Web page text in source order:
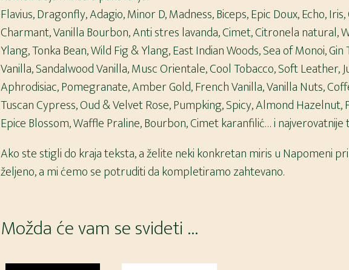
Flavius, Dragonfly, Adagio, Minor D, Madness, Biceps, Epic Doux, Echo,
Charmant, Vanilla Bourbon, Anti stres lavanda, Cimet, Citronela natural,
Ylang, Tonka Bean, Wild Fig & Ylang, East Indian Woods, Sea of Monoi,
Vanilla, Sandalwood Vanilla, Musc Orientale, Cool Tobacco, Soft Leather,
Aphrodisiac, Pomegranate, Amber Gold, French Vanilla, Vanilla Nuts,
Tuscan Cypress, Oud & Velvet Rose, Pumpking, Spicy, Almond
Epice Blossom, Waffle Praline, Bourbon, Cimet karanfilić… i najverovatnije
Ako ste stigli do kraja teksta, a želite neki konkretan miris u Napomeni
željeno, a mi ćemo se potruditi da kompletiramo zahtevano.
Možda će vam se svideti …